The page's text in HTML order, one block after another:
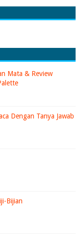
Mata & Review
Dengan Tanya Jawab
Bijian